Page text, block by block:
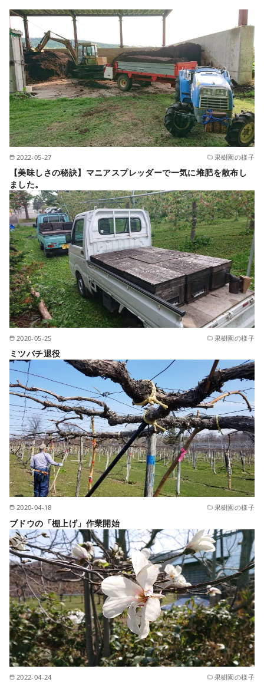
2022-05-27 果樹園の様子
【美味しさの秘訣】マニアスプレッダーで一気に堆肥を散布し
ました。
2020-05-25 果樹園の様子
ミツバチ退役
2020-04-18 果樹園の様子
ブドウの「棚上げ」作業開始
2022-04-24 果樹園の様子